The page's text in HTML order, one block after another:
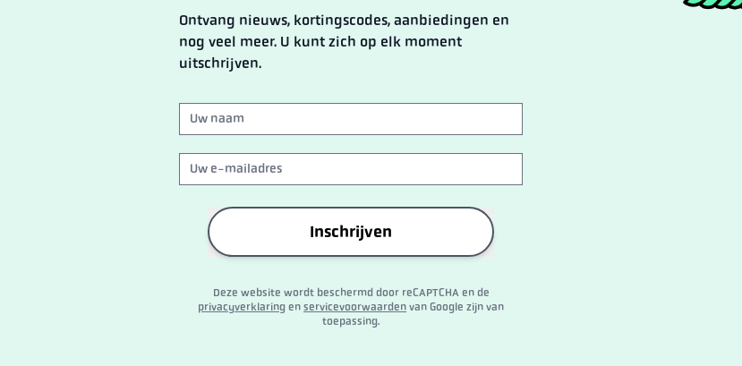
Ontvang nieuws, kortingscodes, aanbiedingen en
nog veel meer. U kunt zich op elk moment
uitschrijven.
Inschrijven
Deze website wordt beschermd door reCAPTCHA en de
privacyverklaring en servicevoorwaarden van Google zijn van
toepassing.